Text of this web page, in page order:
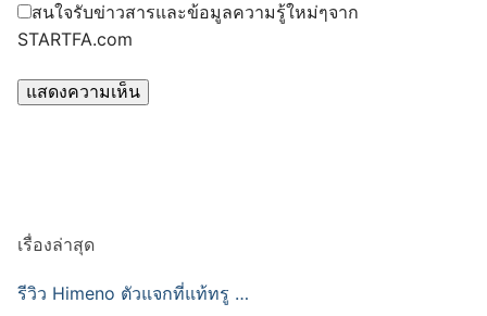
สนใจรับข่าวสารและข้อมูลความรู้ใหม่ๆจาก
STARTFA.com
เรื่องล่าสุด
รีวิว Himeno ตัวแจกที่แท้ทรู …